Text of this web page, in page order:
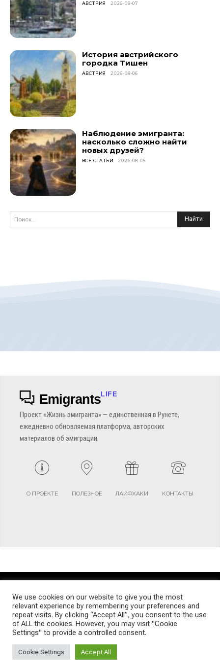
АВСТРИЯ 2026-08-07
История австрийского
городка Тишен
АВСТРИЯ 2026-08-06
Наблюдение эмигранта:
насколько сложно найти
новых друзей?
ВСЕ СТАТЬИ 2026-08-05
Поиск... Найти
EmigrantsLIFE
Проект «Жизнь эмигранта» — единственная в Рунете,
ежедневно обновляемая платформа, авторских
материалов об эмиграции.
О ПРОЕКТЕ ПОЛЕЗНОЕ ЛАЙФХАКИ КОНТАКТЫ
TERMS AND CONDITIONS PRIVACY POLICY SITEMAP
© Emigrants Life WordPress Theme by TagDiv
We use cookies on our website to give you the most
relevant experience by remembering your preferences and
repeat visits. By clicking “Accept All”, you consent to the use
of ALL the cookies. However, you may visit "Cookie
Settings" to provide a controlled consent.
Cookie Settings Accept All